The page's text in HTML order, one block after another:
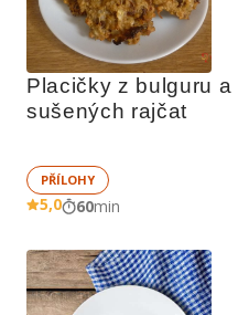
Placičky z bulguru a
sušených rajčat
PŘÍLOHY
5,0 60min